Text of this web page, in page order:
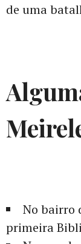
de uma
No bairro
primeira